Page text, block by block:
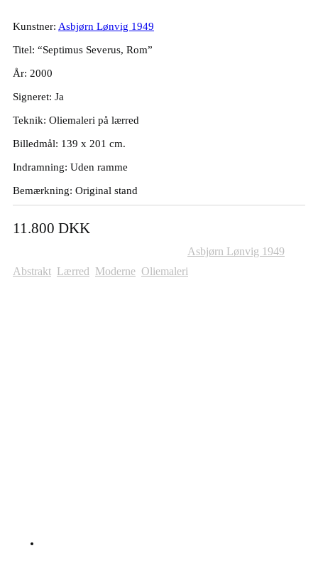
Kunstner: Asbjørn Lønvig 1949
Titel: “Septimus Severus, Rom”
År: 2000
Signeret: Ja
Teknik: Oliemaleri på lærred
Billedmål: 139 x 201 cm.
Indramning: Uden ramme
Bemærkning: Original stand
11.800 DKK
Asbjørn Lønvig 1949
Abstrakt Lærred Moderne Oliemaleri